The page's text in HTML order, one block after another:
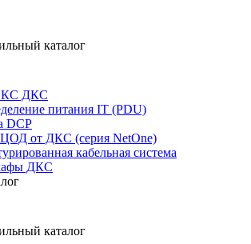
каталог
ДКС
питания IT (PDU)
DCP
от ДКС (серия NetOne)
кабельная система
ДКС
каталог